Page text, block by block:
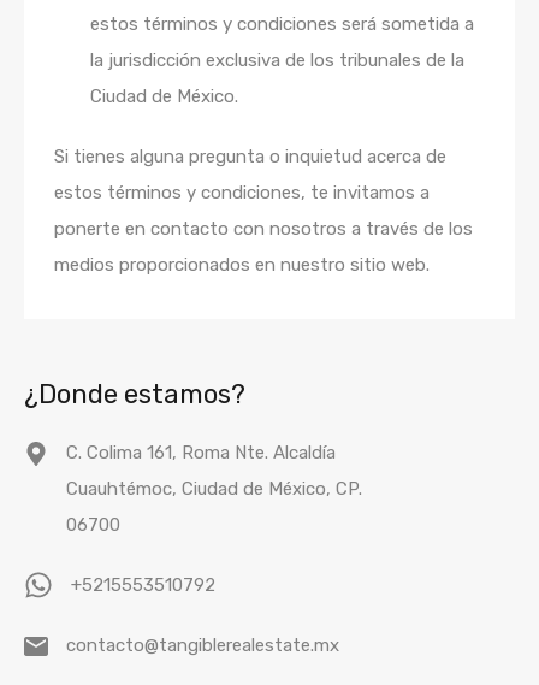
estos términos y condiciones será sometida a
la jurisdicción exclusiva de los tribunales de la
Ciudad de México.
Si tienes alguna pregunta o inquietud acerca de
estos términos y condiciones, te invitamos a
ponerte en contacto con nosotros a través de los
medios proporcionados en nuestro sitio web.
¿Donde estamos?
C. Colima 161, Roma Nte. Alcaldía
Cuauhtémoc, Ciudad de México, CP.
06700
+5215553510792
contacto@tangiblerealestate.mx